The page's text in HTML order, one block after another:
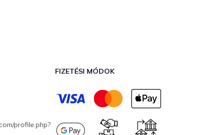
profile.php?
FIZETÉSI MÓDOK